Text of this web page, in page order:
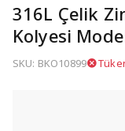
316L Çelik
Kolyesi
SKU: BKO10899